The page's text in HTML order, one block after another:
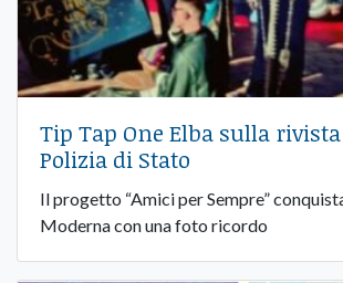
Tip Tap One Elba sulla
Polizia di Stato
Il progetto “Amici per Sempre”
Moderna con una foto ricordo